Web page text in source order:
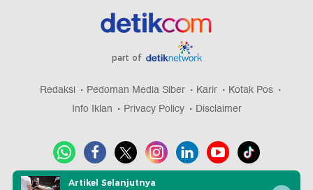
part of
Redaksi Pedoman Media Siber Karir
Kotak Pos
Info Iklan
Privacy Policy Disclaimer
Download aplikasi detikcom
Artikel Selanjutnya